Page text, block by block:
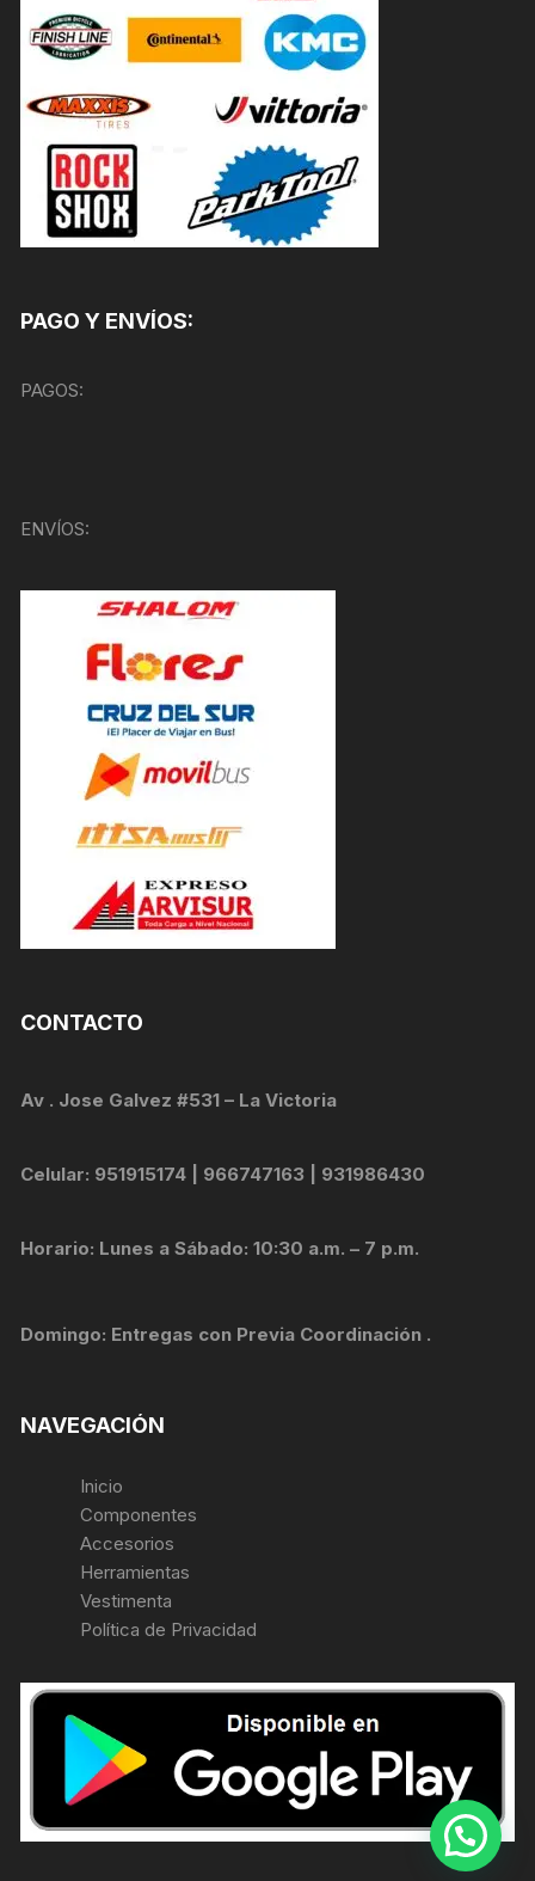
PAGO Y ENVÍOS:
PAGOS:
ENVÍOS:
CONTACTO
Av . Jose Galvez #531 – La Victoria
Celular: 951915174 | 966747163 | 931986430
Horario: Lunes a Sábado: 10:30 a.m. – 7 p.m.
Domingo: Entregas con Previa Coordinación .
NAVEGACIÓN
Inicio
Componentes
Accesorios
Herramientas
Vestimenta
Política de Privacidad